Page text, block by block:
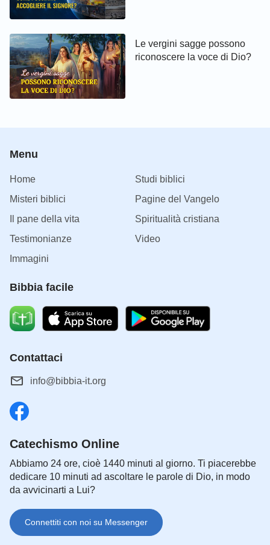
Le vergini sagge possono
riconoscere la voce di Dio?
Menu
Home
Studi biblici
Misteri biblici
Pagine del Vangelo
Il pane della vita
Spiritualità cristiana
Testimonianze
Video
Immagini
Bibbia facile
Contattaci
info@bibbia-it.org
Catechismo Online
Abbiamo 24 ore, cioè 1440 minuti al giorno. Ti piacerebbe
dedicare 10 minuti ad ascoltare le parole di Dio, in modo
da avvicinarti a Lui?
Connettiti con noi su Messenger